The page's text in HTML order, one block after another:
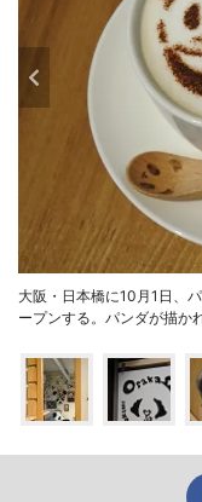
大阪・日本橋に10月1日、
ープンする。パンダが描か